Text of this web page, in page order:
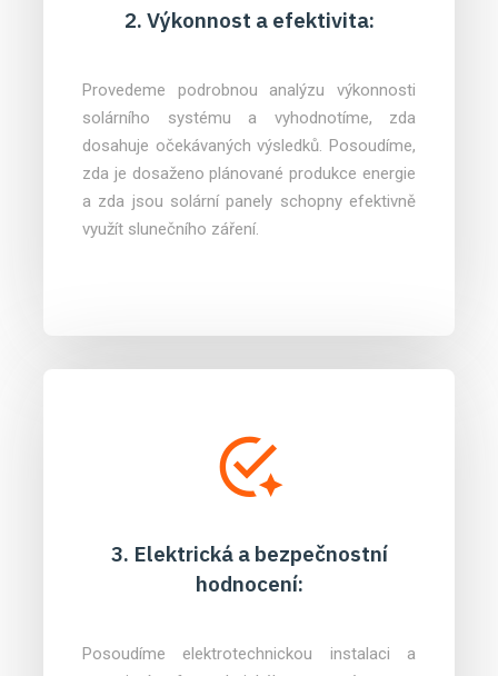
2. Výkonnost a efektivita:
Provedeme podrobnou analýzu výkonnosti
solárního systému a vyhodnotíme, zda
dosahuje očekávaných výsledků. Posoudíme,
zda je dosaženo plánované produkce energie
a zda jsou solární panely schopny efektivně
využít slunečního záření.
3. Elektrická a bezpečnostní
hodnocení:
Posoudíme elektrotechnickou instalaci a